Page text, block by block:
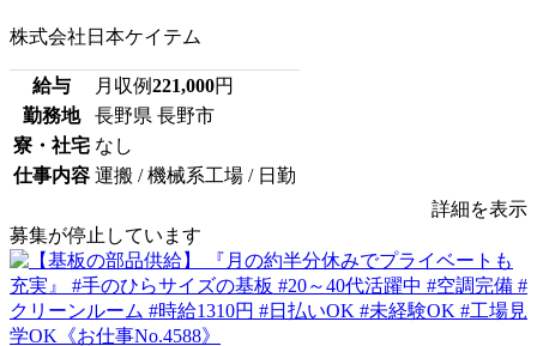
株式会社日本ケイテム
給与 月収例221,000円
勤務地
長野県 長野市
寮・社宅 なし
仕事内容 運搬 / 機械系工場 / 日勤
詳細を表示
募集が停止しています